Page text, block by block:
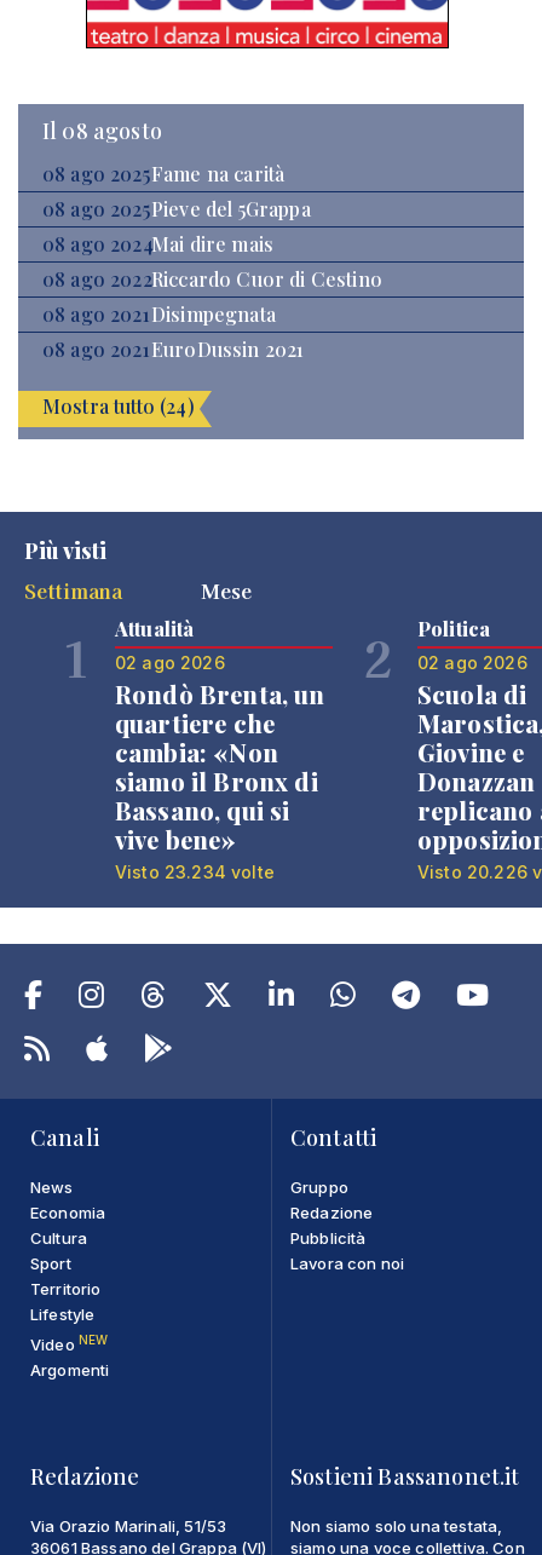
Il 08 agosto
08 ago 2025Fame na carità
08 ago 2025Pieve del 5Grappa
08 ago 2024Mai dire mais
08 ago 2022Riccardo Cuor di Cestino
08 ago 2021Disimpegnata
08 ago 2021EuroDussin 2021
Mostra tutto (24)
Più visti
Settimana
Mese
1 Attualità
02 ago 2026
Rondò Brenta, un
quartiere che
cambia: «Non
siamo il Bronx di
Bassano, qui si
vive bene»
Visto 23.234 volte
2 Politica
02 ago 2026
Scuola di
Giovine e
Donazzan
replicano
Visto 20.226
Canali
News
Economia
Cultura
Sport
Territorio
Lifestyle
Video NEW
Argomenti
Contatti
Gruppo
Redazione
Pubblicità
Lavora con noi
Redazione
Via Orazio Marinali, 51/53
36061 Bassano del Grappa (VI)
Sostieni Bassanonet.it
Non siamo solo una testata,
siamo una voce collettiva. Con